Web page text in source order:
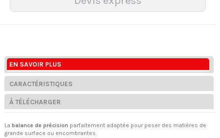
EN SAVOIR PLUS
CARACTÉRISTIQUES
À TÉLÉCHARGER
La balance de précision parfaitement adaptée pour peser des matières de
grande surface ou encombrantes.